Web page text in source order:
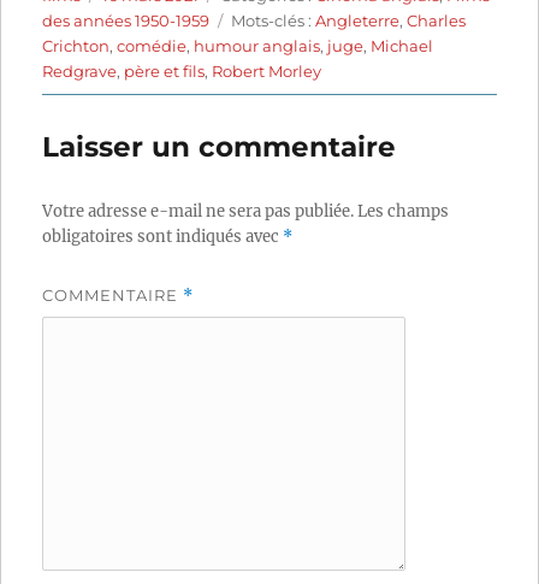
le
des années 1950-1959
Étiquettes
Mots-clés :Angleterre,Charles
Crichton,comédie, humour anglais, juge, Michael
Redgrave, père et fils, Robert Morley
Laisser un commentaire
Votre adresse e-mail ne sera pas publiée.Les champs
obligatoires sont indiqués avec *
COMMENTAIRE *